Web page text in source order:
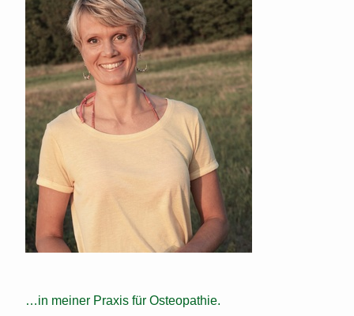
…in meiner Praxis für Osteopathie.